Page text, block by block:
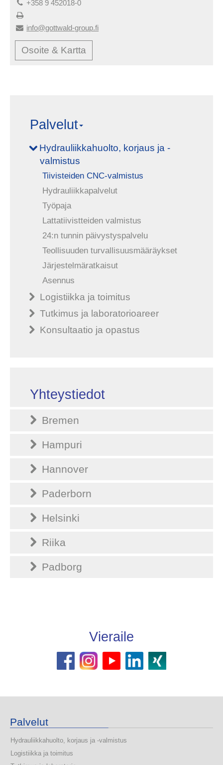
+358 9 452018-0
info@gottwald-group.fi
Osoite & Kartta
Palvelut
Hydrauliikkahuolto, korjaus ja -
valmistus
Tiivisteiden CNC-valmistus
Hydrauliikkapalvelut
Työpaja
Lattatiivistteiden valmistus
24:n tunnin päivystyspalvelu
Teollisuuden turvallisuusmääräykset
Järjestelmäratkaisut
Asennus
Logistiikka ja toimitus
Tutkimus ja laboratorioareer
Konsultaatio ja opastus
Yhteystiedot
Bremen
Hampuri
Hannover
Paderborn
Helsinki
Riika
Padborg
Vieraile
Palvelut
Hydrauliikkahuolto, korjaus ja -valmistus
Logistiikka ja toimitus